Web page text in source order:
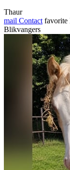
Thaur
mail Contact favorite
Blikvangers